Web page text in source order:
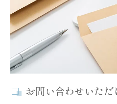
お問い合わせいた